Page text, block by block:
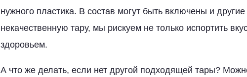
нужного пластика. В состав могут быть включены и
некачественную тару, мы рискуем не только испортить
здоровьем.
А что же делать, если нет другой подходящей тары?